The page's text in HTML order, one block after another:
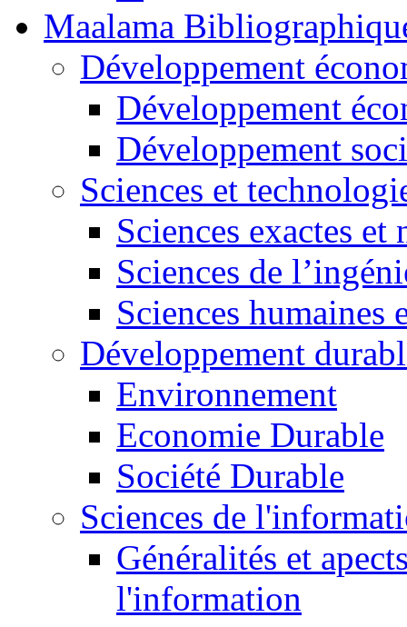
Maalama
Développement
Développement
Développement
Sciences et
Sciences exactes et
Sciences de
Sciences humaines
Développement
Environnement
Economie Durable
Société Durable
Sciences de
Généralités et
l'information